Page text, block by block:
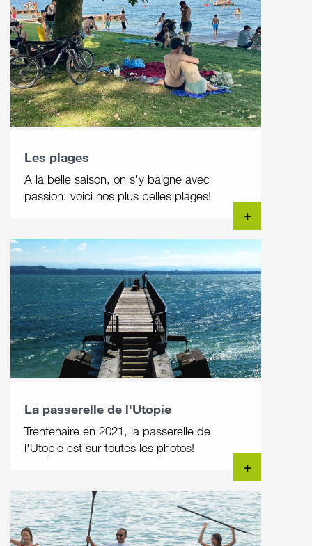
Les plages
A la belle saison, on s'y baigne avec
passion: voici nos plus belles plages!
+
La passerelle de l'Utopie
Trentenaire en 2021, la passerelle de
l'Utopie est sur toutes les photos!
+